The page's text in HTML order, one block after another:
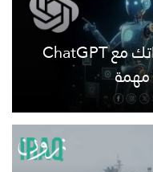
كيف تحمي خصوصية محادثاتك مع ChatGPT